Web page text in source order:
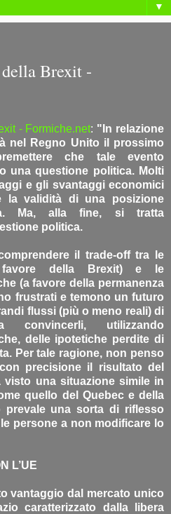
▼
Brexit -
- Formiche.net: "In relazione
nel Regno Unito il prossimo
che tale evento
una questione politica. Molti
e gli svantaggi economici
la validità di una posizione
Ma, alla fine, si tratta
politica.
il trade-off tra le
della Brexit) e le
(a favore della permanenza
frustrati e temono un futuro
flussi (più o meno reali) di
convincerli, utilizzando
delle ipotetiche perdite di
Per tale ragione, non penso
precisione il risultato del
visto una situazione simile in
quello del Quebec e della
prevale una sorta di riflesso
persone a non modificare lo
L’UE
vantaggio dal mercato unico
caratterizzato dalla libera